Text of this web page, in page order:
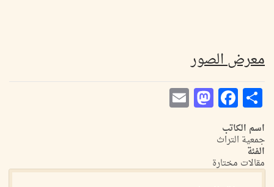
معرض الصور
Share
Facebook
Mastodon
اسم الكاتب
جمعية التراث
الفئة
مقالات مختارة